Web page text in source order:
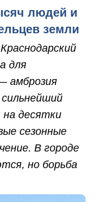
людей и
земли
для
амброзия
на десятки
сезонные
В городе
но борьба